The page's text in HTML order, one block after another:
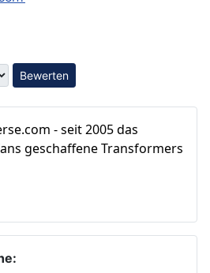
- seit 2005 das
geschaffene Transformers